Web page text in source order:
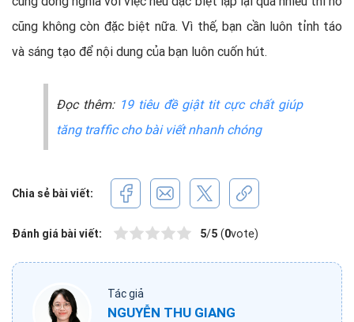
cũng không còn đặc biệt nữa. Vì thế, bạn cần luôn tỉnh táo
và sáng tạo để nội dung của bạn luôn cuốn hút.
Đọc thêm: 19 tiêu đề giật tit cực chất giúp
tăng traffic cho bài viết nhanh chóng
Chia sẻ bài viết:
Đánh giá bài viết: 5/5 (0vote)
Tác giả
NGUYỄN THU GIANG